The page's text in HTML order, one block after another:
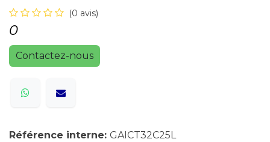
(0 avis)
0
Contactez-nous
Référence interne: GAICT32C25L